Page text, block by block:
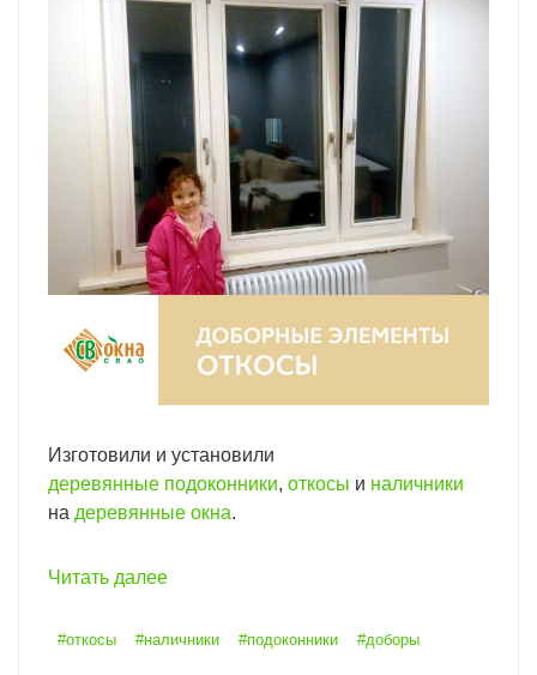
Изготовили и установили
деревянные подоконники, откосы и наличники
на деревянные окна.
Читать далее
#откосы #наличники #подоконники #доборы